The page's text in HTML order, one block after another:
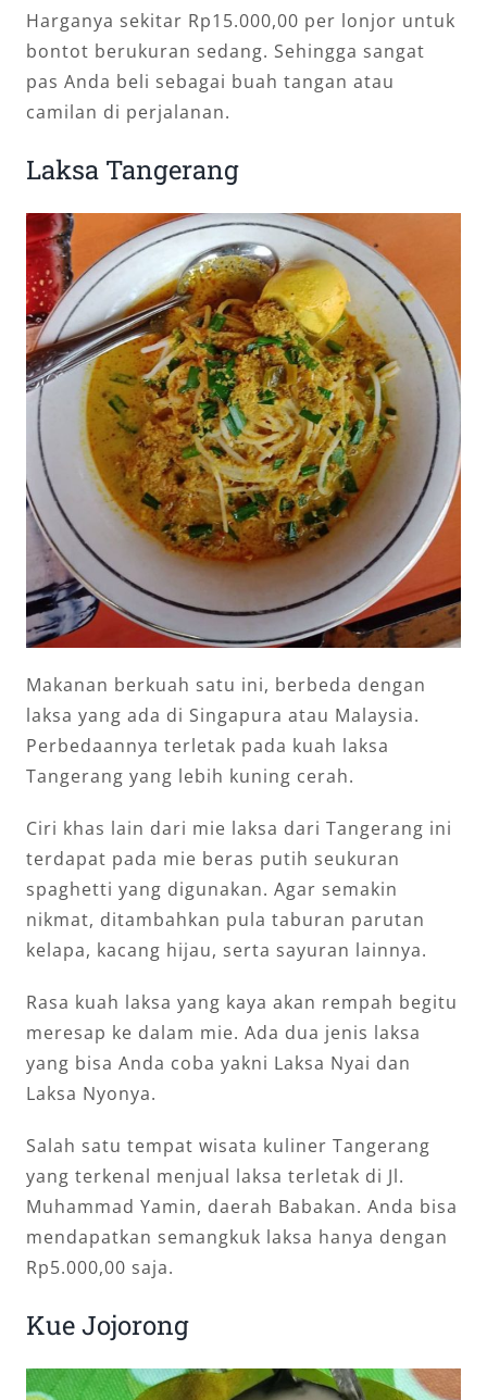
Harganya sekitar Rp15.000,00 per lonjor untuk
bontot berukuran sedang. Sehingga sangat
pas Anda beli sebagai buah tangan atau
camilan di perjalanan.
Laksa Tangerang
Makanan berkuah satu ini, berbeda dengan
laksa yang ada di Singapura atau Malaysia.
Perbedaannya terletak pada kuah laksa
Tangerang yang lebih kuning cerah.
Ciri khas lain dari mie laksa dari Tangerang ini
terdapat pada mie beras putih seukuran
spaghetti yang digunakan. Agar semakin
nikmat, ditambahkan pula taburan parutan
kelapa, kacang hijau, serta sayuran lainnya.
Rasa kuah laksa yang kaya akan rempah begitu
meresap ke dalam mie. Ada dua jenis laksa
yang bisa Anda coba yakni Laksa Nyai dan
Laksa Nyonya.
Salah satu tempat wisata kuliner Tangerang
yang terkenal menjual laksa terletak di Jl.
Muhammad Yamin, daerah Babakan. Anda bisa
mendapatkan semangkuk laksa hanya dengan
Rp5.000,00 saja.
Kue Jojorong